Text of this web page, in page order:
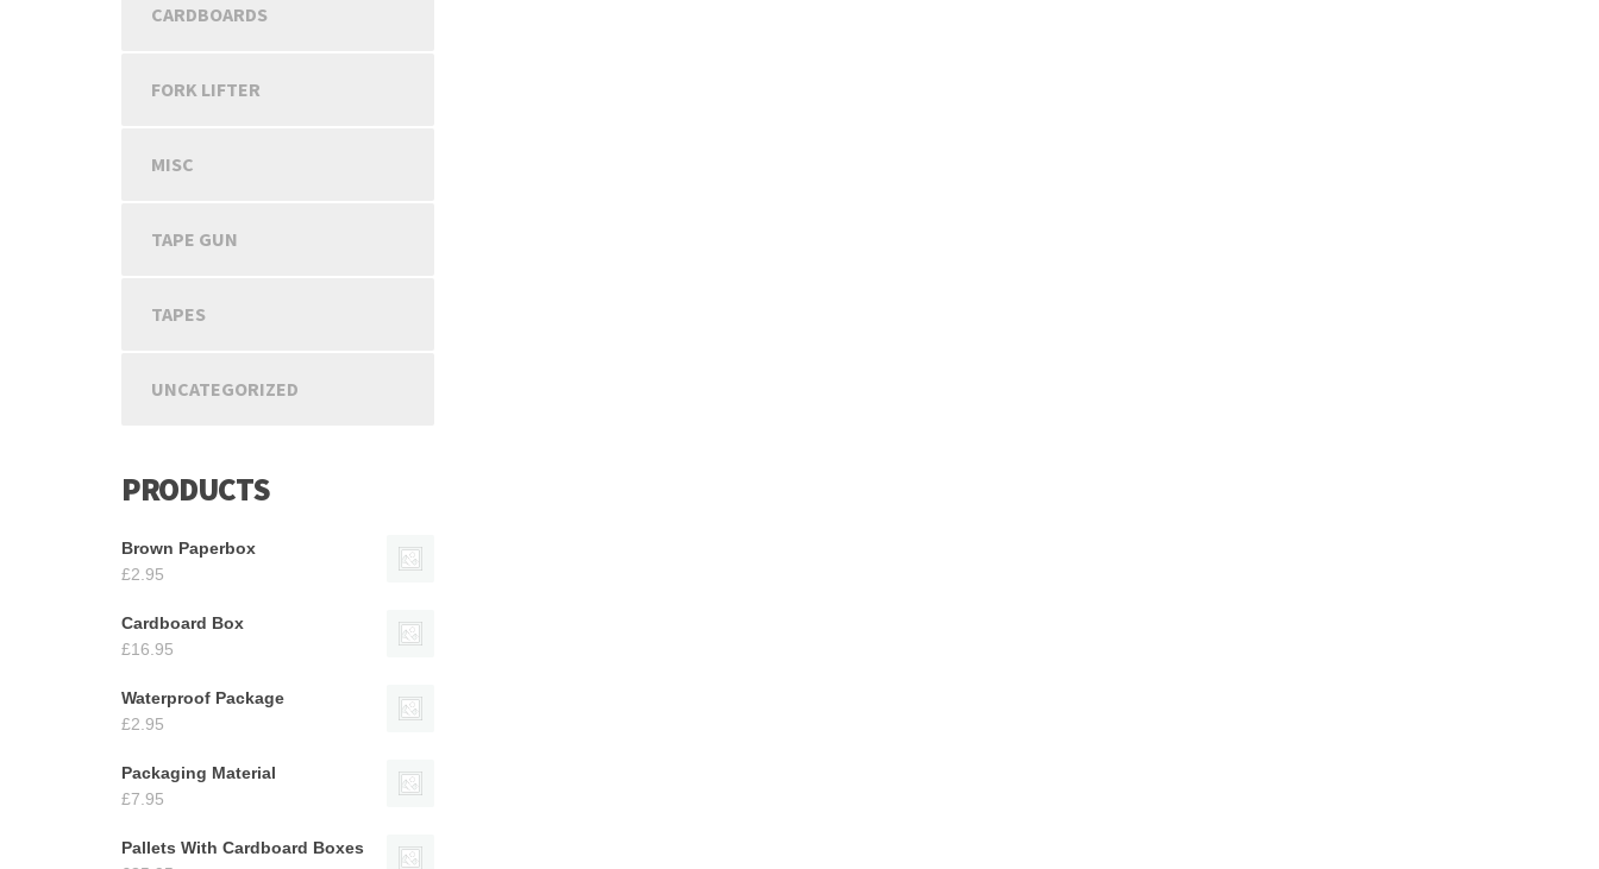
CARDBOARDS
FORK LIFTER
MISC
TAPE GUN
TAPES
UNCATEGORIZED
PRODUCTS
Brown Paperbox
£2.95
Cardboard Box
£16.95
Waterproof Package
£2.95
Packaging Material
£7.95
Pallets With Cardboard Boxes